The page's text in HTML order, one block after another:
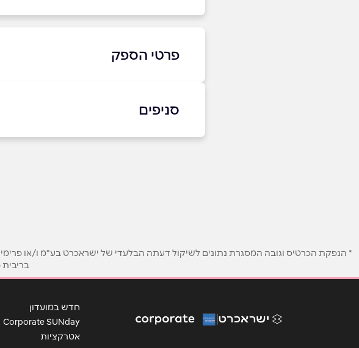
פרטי הספק
אנא חזרו אלי בקשר ל...
הודעה*
סניפים
חיפה
* הנפקת הכרטיס וגובה המסגרת נתונים לשיקול דעתה הבלעדי של ישראכרט בע"מ ו/או
בריבית
חדש במועדון
Corporate SUNday
אטרקציות